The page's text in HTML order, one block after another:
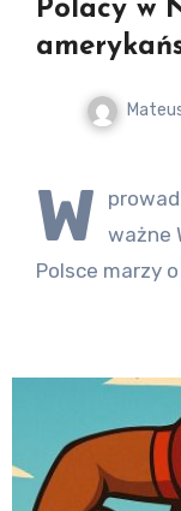
Polacy w
W ważne
Polsce marzy